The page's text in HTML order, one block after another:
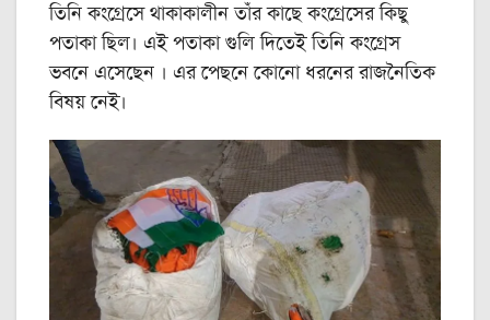
তিনি কংগ্রেসে থাকাকালীন তাঁর কাছে কংগ্রেসের কিছু
পতাকা ছিল। এই পতাকা গুলি দিতেই তিনি কংগ্রেস
ভবনে এসেছেন । এর পেছনে কোনো ধরনের রাজনৈতিক
বিষয় নেই।